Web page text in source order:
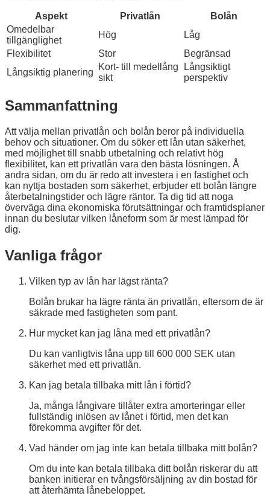
Aspekt Privatlån
Bolån
Omedelbar
tillgänglighet
Hög
Låg
Flexibilitet
Stor
Begränsad
Långsiktig planering
Kort- till medellång
sikt
Långsiktigt
perspektiv
Sammanfattning
Att välja mellan privatlån och bolån beror på individuella
behov och situationer. Om du söker ett lån utan säkerhet,
med möjlighet till snabb utbetalning och relativt hög
flexibilitet, kan ett privatlån vara den bästa lösningen. Å
andra sidan, om du är redo att investera i en fastighet och
kan nyttja bostaden som säkerhet, erbjuder ett bolån längre
återbetalningstider och lägre räntor. Ta dig tid att noga
överväga dina ekonomiska förutsättningar och framtidsplaner
innan du beslutar vilken låneform som är mest lämpad för
dig.
Vanliga frågor
Vilken typ av lån har lägst ränta?
Bolån brukar ha lägre ränta än privatlån, eftersom de är
säkrade med fastigheten som pant.
Hur mycket kan jag låna med ett privatlån?
Du kan vanligtvis låna upp till 600 000 SEK utan
säkerhet med ett privatlån.
Kan jag betala tillbaka mitt lån i förtid?
Ja, många långivare tillåter extra amorteringar eller
fullständig inlösen av lånet i förtid, men det kan
förekomma avgifter för det.
Vad händer om jag inte kan betala tillbaka mitt bolån?
Om du inte kan betala tillbaka ditt bolån riskerar du att
banken initierar en tvångsförsäljning av din bostad för
att återhämta lånebeloppet.